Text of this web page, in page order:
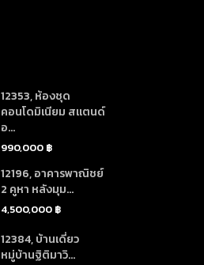
12353, ห้องชุด
คอนโดมิเนียม สแตนด์
อ...
990,000 ฿
12196, อาคารพาณิชย์
2 คูหา หลังมุม...
4,500,000 ฿
12384, บ้านเดี่ยว
หมู่บ้านฐิติมาวิ...